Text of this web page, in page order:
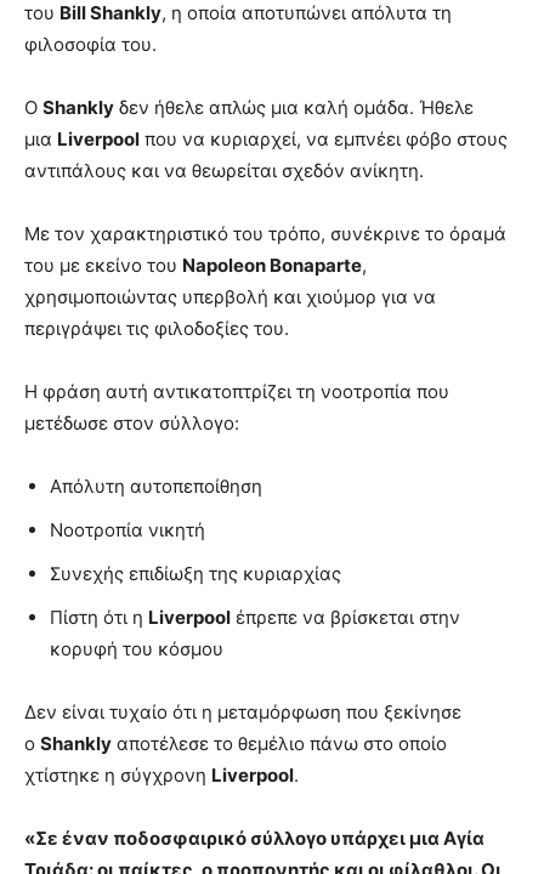
του Bill Shankly, η οποία αποτυπώνει απόλυτα τη
φιλοσοφία του.
Ο Shankly δεν ήθελε απλώς μια καλή ομάδα. Ήθελε
μια Liverpool που να κυριαρχεί, να εμπνέει φόβο στους
αντιπάλους και να θεωρείται σχεδόν ανίκητη.
Με τον χαρακτηριστικό του τρόπο, συνέκρινε το όραμά
του με εκείνο του Napoleon Bonaparte,
χρησιμοποιώντας υπερβολή και χιούμορ για να
περιγράψει τις φιλοδοξίες του.
Η φράση αυτή αντικατοπτρίζει τη νοοτροπία που
μετέδωσε στον σύλλογο:
Απόλυτη αυτοπεποίθηση
Νοοτροπία νικητή
Συνεχής επιδίωξη της κυριαρχίας
Πίστη ότι η Liverpool έπρεπε να βρίσκεται στην
κορυφή του κόσμου
Δεν είναι τυχαίο ότι η μεταμόρφωση που ξεκίνησε
ο Shankly αποτέλεσε το θεμέλιο πάνω στο οποίο
χτίστηκε η σύγχρονη Liverpool.
«Σε έναν ποδοσφαιρικό σύλλογο υπάρχει μια Αγία